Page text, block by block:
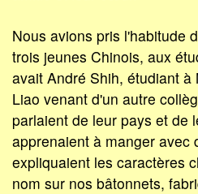
Nous avions pris l'habitude
trois jeunes Chinois, aux
avait André Shih, étudiant à
Liao venant d'un autre
parlaient de leur pays et de
apprenaient à manger avec
expliquaient les caractères
nom sur nos bâtonnets,